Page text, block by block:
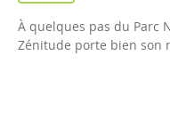
À quelques pas du Parc
Zénitude porte bien son